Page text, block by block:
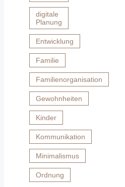
digitale
Planung
Entwicklung
Familie
Familienorganisation
Gewohnheiten
Kinder
Kommunikation
Minimalismus
Ordnung